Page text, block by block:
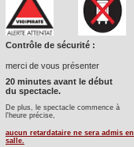
Contrôle de sécurité :
merci de vous présenter
20 minutes avant le début
du spectacle.
De plus, le spectacle commence à
l'heure précise,
aucun retardataire ne sera admis en
salle.